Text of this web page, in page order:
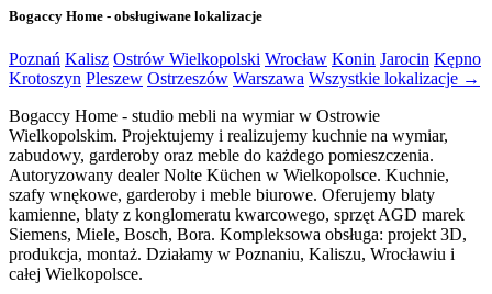
Bogaccy Home - obsługiwane lokalizacje
Poznań Kalisz Ostrów Wielkopolski Wrocław Konin Jarocin Kępno
Krotoszyn Pleszew Ostrzeszów Warszawa Wszystkie lokalizacje →
Bogaccy Home - studio mebli na wymiar w Ostrowie
Wielkopolskim. Projektujemy i realizujemy kuchnie na wymiar,
zabudowy, garderoby oraz meble do każdego pomieszczenia.
Autoryzowany dealer Nolte Küchen w Wielkopolsce. Kuchnie,
szafy wnękowe, garderoby i meble biurowe. Oferujemy blaty
kamienne, blaty z konglomeratu kwarcowego, sprzęt AGD marek
Siemens, Miele, Bosch, Bora. Kompleksowa obsługa: projekt 3D,
produkcja, montaż. Działamy w Poznaniu, Kaliszu, Wrocławiu i
całej Wielkopolsce.